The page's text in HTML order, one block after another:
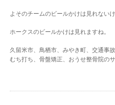
よそのチームのビールかけは見れないけ
ホークスのビールかけは見れますね。
久留米市、鳥栖市、みやき町、交通事
むち打ち、骨盤矯正、おうせ整骨院の